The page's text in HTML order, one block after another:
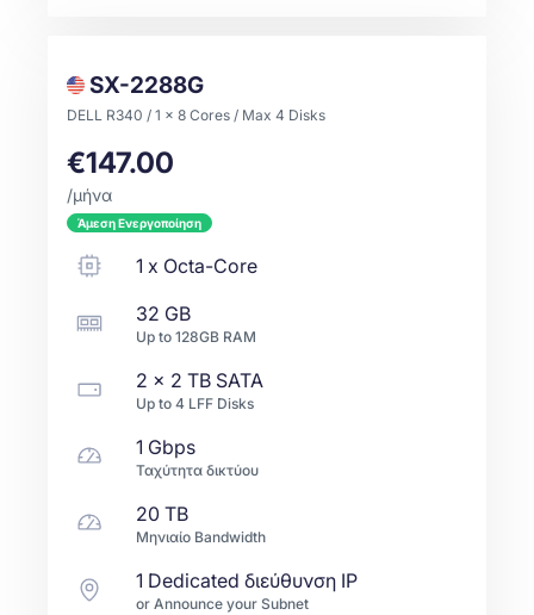
SX-2288G
DELL R340 / 1 x 8 Cores / Max 4 Disks
€147.00
/μήνα
Άμεση Ενεργοποίηση
1 x Octa-Core
32 GB
Up to 128GB RAM
2 x 2 TB SATA
Up to4 LFF Disks
1 Gbps
Ταχύτητα δικτύου
20 TB
Μηνιαίο Bandwidth
1 Dedicated διεύθυνση IP
or Announce your Subnet